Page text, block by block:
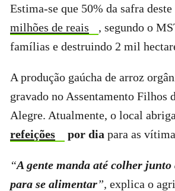
Estima-se que 50% da safra
milhões de reais
, segundo o
famílias e destruindo 2 mil
A produção gaúcha de arroz
gravado no Assentamento Filhos
Alegre. Atualmente, o local
refeições
por dia para as
“A gente manda até colher
para se alimentar”, explica o